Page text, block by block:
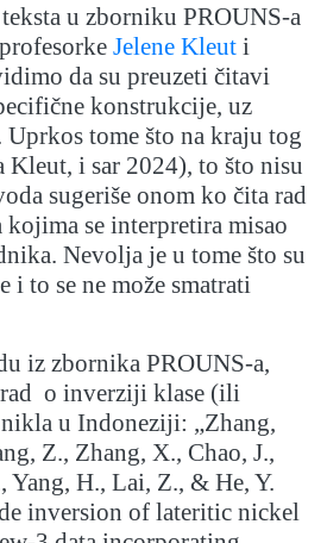
u zborniku PROUNS-a
Jelene Kleut i
da su preuzeti čitavi
konstrukcije, uz
tome što na kraju tog
Kleut, i sar 2024), to što nisu
sugeriše onom ko čita rad
kojima se interpretira misao
Nevolja je u tome što su
i to se ne može smatrati
iz zbornika PROUNS-a,
o inverziji klase (ili
u Indoneziji: „Zhang,
Z., Zhang, X., Chao, J.,
Yang, H., Lai, Z., & He, Y.
inversion of lateritic nickel